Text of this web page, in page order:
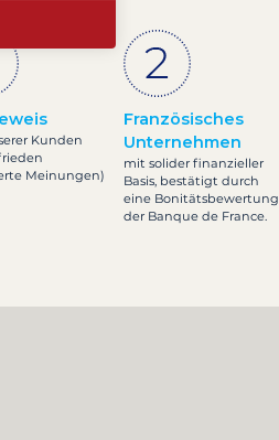
Kunden
Meinungen)
Französisches
Unternehmen
mit solider finanzieller
Basis, bestätigt durch
eine Bonitätsbewertung
der Banque de France.